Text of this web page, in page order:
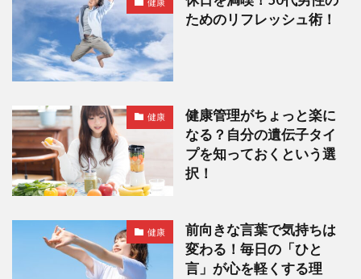
ためのリフレッシュ術！
健康
健康管理がちょっと楽に
なる？自分の遺伝子タイ
プを知っておくという選
択！
健康
前向きな言葉で気持ちは
変わる！毎日の「ひと
言」が心を軽くする理